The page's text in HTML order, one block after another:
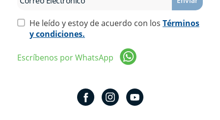
He leído y estoy de acuerdo con los Términos
y condiciones.
Escríbenos por WhatsApp